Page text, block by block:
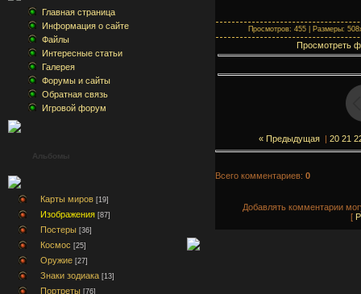
Главная страница
Информация о сайте
Файлы
Интересные статьи
Галерея
Форумы и сайты
Обратная связь
Игровой форум
Альбомы
Карты миров [19]
Изображения [87]
Постеры [36]
Космос [25]
Оружие [27]
Знаки зодиака [13]
Портреты [76]
Просмотров: 455 | Размеры:
Просмотреть
« Предыдущая | 20 21
Всего комментариев: 0
Добавлять комментарии
[